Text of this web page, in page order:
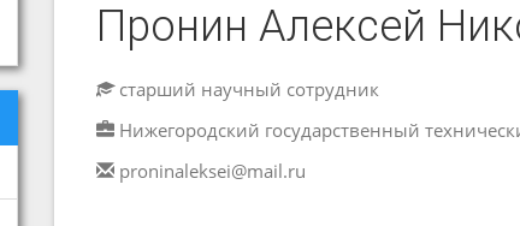
Пронин Алексей
старший научный сотрудник
Нижегородский государственный
proninaleksei@mail.ru